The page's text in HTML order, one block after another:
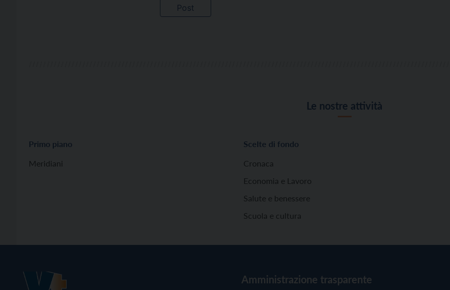
Le nostre attività
Primo piano
Meridiani
Scelte di fondo
Cronaca
Economia e Lavoro
Salute e benessere
Scuola e cultura
Amministrazione trasparente